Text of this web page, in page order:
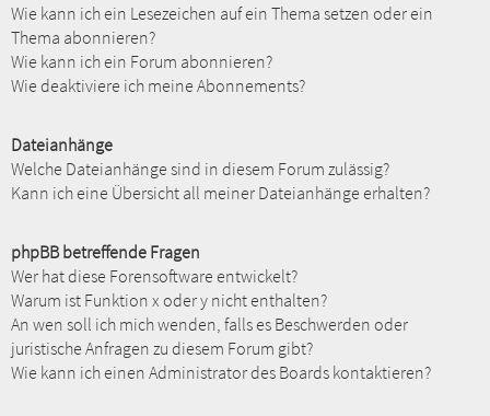
Wie kann ich ein Lesezeichen auf ein Thema setzen oder ein
Thema abonnieren?
Wie kann ich ein Forum abonnieren?
Wie deaktiviere ich meine Abonnements?
Dateianhänge
Welche Dateianhänge sind in diesem Forum zulässig?
Kann ich eine Übersicht all meiner Dateianhänge erhalten?
phpBB betreffende Fragen
Wer hat diese Forensoftware entwickelt?
Warum ist Funktion x oder y nicht enthalten?
An wen soll ich mich wenden, falls es Beschwerden oder
juristische Anfragen zu diesem Forum gibt?
Wie kann ich einen Administrator des Boards kontaktieren?